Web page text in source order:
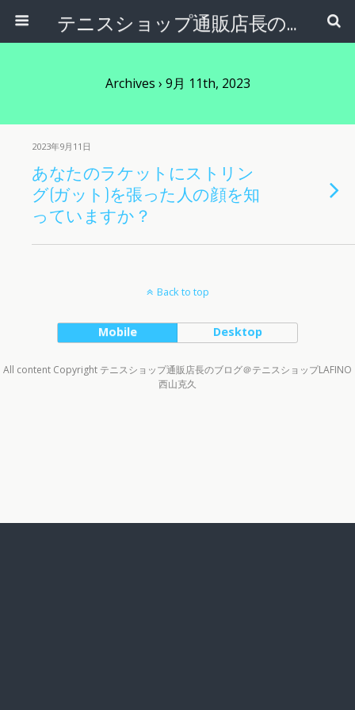
テニスショップ通販店長のブログ＠テニスショップLAFINO 西山克久
Archives › 9月 11th, 2023
2023年9月11日
あなたのラケットにストリン
グ(ガット)を張った人の顔を知
っていますか？
Back to top
Mobile Desktop
All content Copyright テニスショップ通販店長のブログ＠テニスショップLAFINO
西山克久